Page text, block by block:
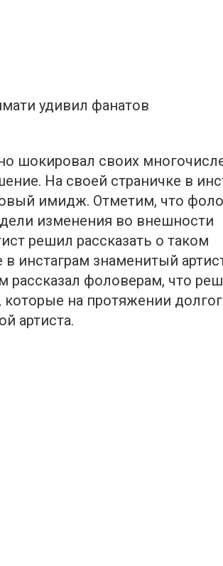
удивил фанатов
шокировал своих
На своей страничке в
имидж. Отметим, что
изменения во внешности
решил рассказать о таком
инстаграм знаменитый
рассказал фоловерам, что
на протяжении
артиста.